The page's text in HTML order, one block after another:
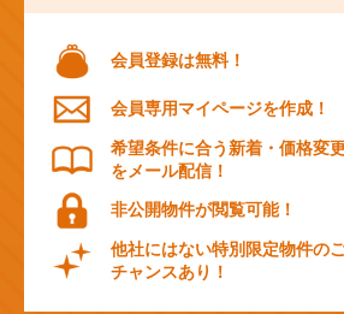
会員登録は無料！
会員専用マイページを作成！
希望条件に合う新着・価格変
をメール配信！
非公開物件が閲覧可能！
他社にはない特別限定物件の
チャンスあり！